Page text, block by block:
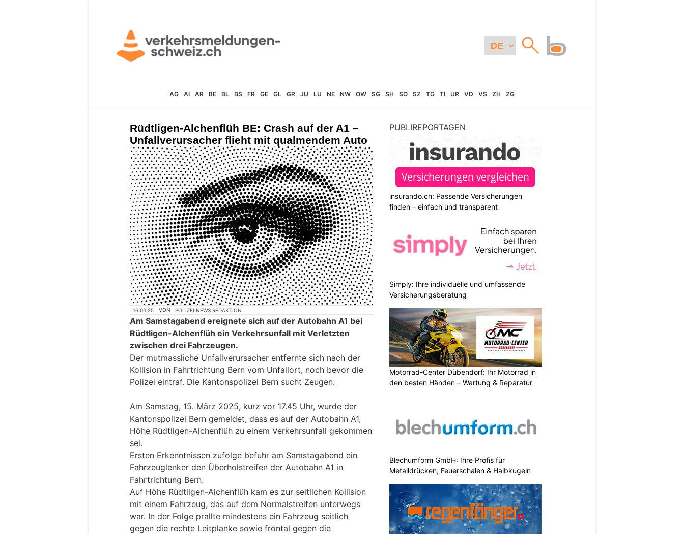
AG AI AR BE BL BS FR GE GL GR JU LU NE NW OW SG SH SO SZ TG TI UR VD VS ZH ZG
Rüdtligen-Alchenflüh BE: Crash auf der A1 –
Unfallverursacher flieht mit qualmendem Auto
16.03.25 VON POLIZEI.NEWS REDAKTION
Am Samstagabend ereignete sich auf der Autobahn A1 bei
Rüdtligen-Alchenflüh ein Verkehrsunfall mit Verletzten
zwischen drei Fahrzeugen.
Der mutmassliche Unfallverursacher entfernte sich nach der
Kollision in Fahrtrichtung Bern vom Unfallort, noch bevor die
Polizei eintraf. Die Kantonspolizei Bern sucht Zeugen.
Am Samstag, 15. März 2025, kurz vor 17.45 Uhr, wurde der
Kantonspolizei Bern gemeldet, dass es auf der Autobahn A1,
Höhe Rüdtligen-Alchenflüh zu einem Verkehrsunfall gekommen
sei.
Ersten Erkenntnissen zufolge befuhr am Samstagabend ein
Fahrzeuglenker den Überholstreifen der Autobahn A1 in
Fahrtrichtung Bern.
Auf Höhe Rüdtligen-Alchenflüh kam es zur seitlichen Kollision
mit einem Fahrzeug, das auf dem Normalstreifen unterwegs
war. In der Folge prallte mindestens ein Fahrzeug seitlich
gegen die rechte Leitplanke sowie frontal gegen die
PUBLIREPORTAGEN
insurando.ch: Passende Versicherungen
finden – einfach und transparent
Simply: Ihre individuelle und umfassende
Versicherungsberatung
Motorrad-Center Dübendorf: Ihr Motorrad in
den besten Händen – Wartung & Reparatur
Blechumform GmbH: Ihre Profis für
Metalldrücken, Feuerschalen & Halbkugeln